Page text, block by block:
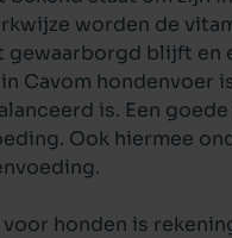
worden de
blijft en
Cavom hondenvoer
is. Een
Ook hiermee
voor honden is